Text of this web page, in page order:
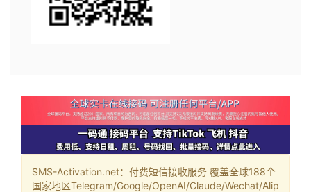
SMS-Activation.net：付费短信接收服务 覆盖全球188个
国家地区Telegram/Google/OpenAI/Claude/Wechat/Alip